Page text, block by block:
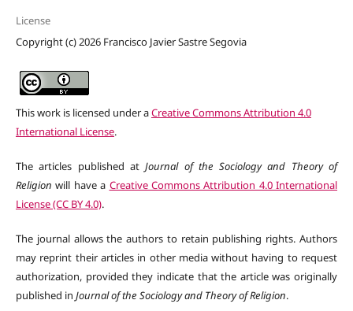
License
Copyright (c) 2026 Francisco Javier Sastre Segovia
This work is licensed under aCreative Commons Attribution 4.0
International License.
The articles published atJournal of the Sociology and Theory of
Religion will have a Creative Commons Attribution 4.0 International
License (CC BY 4.0).
The journal allows the authors to retain publishing rights. Authors
may reprint their articles in other media without having to request
authorization, provided they indicate that the article was originally
published in Journal of the Sociology and Theory of Religion.